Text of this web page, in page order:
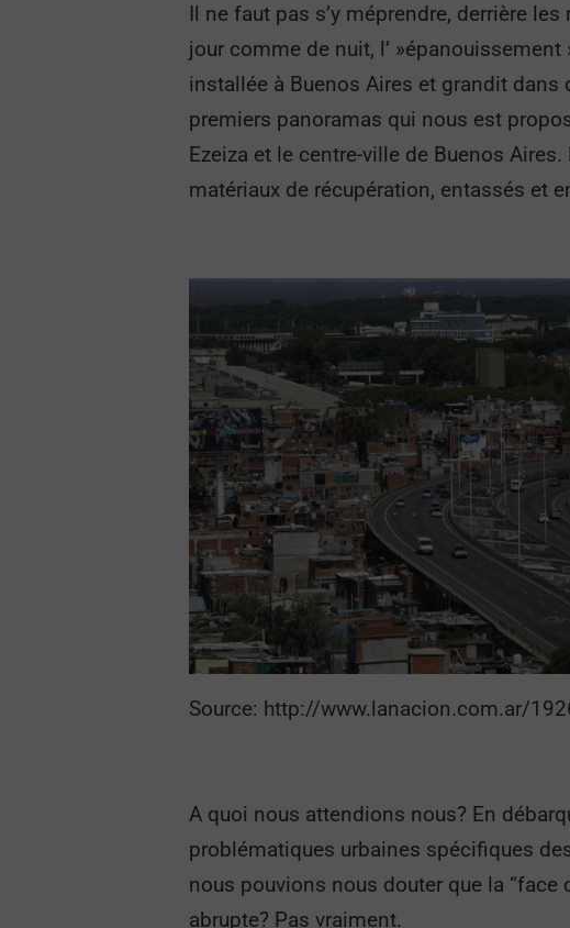
Il ne faut pas s’y méprendre, derrière
jour comme de nuit, l’
installée à Buenos Aires et grandit dans
premiers panoramas qui nous est
Ezeiza et le centre-ville de Buenos
matériaux de récupération, entassés et
Source: http://www.lanacion.com.ar/
A quoi nous attendions nous? En
problématiques urbaines spécifiques
nous pouvions nous douter que la
abrupte? Pas vraiment.